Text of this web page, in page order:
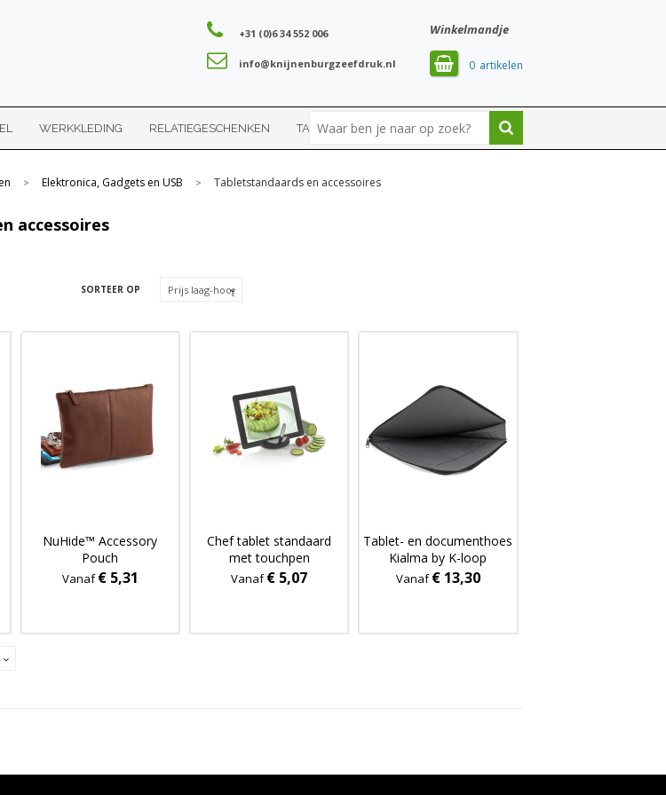
Winkelmandje
0
+31 (0)6 34 552 006
info@knijnenburgzeefdruk.nl
WERKKLEDING RELATIEGESCHENKEN TASSEN SPORT
> Elektronica, Gadgets en USB > Tabletstandaards en accessoires
accessoires
SORTEER OP
NuHide™ Accessory
Pouch
Vanaf€ 5,31
Chef tablet standaard
met touchpen
Vanaf€ 5,07
Tablet- en documenthoes
Kialma by K-loop
Vanaf€ 13,30